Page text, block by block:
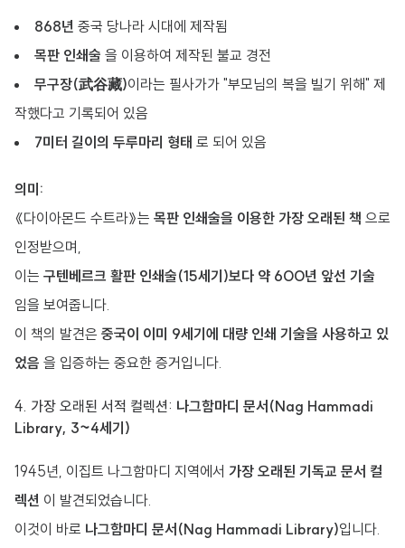
868년 중국 당나라 시대에 제작됨
목판 인쇄술 을 이용하여 제작된 불교 경전
무구장(武谷藏)이라는 필사가가 "부모님의 복을 빌기 위해" 제
작했다고 기록되어 있음
7미터 길이의 두루마리 형태 로 되어 있음
의미:
《다이아몬드 수트라》는 목판 인쇄술을 이용한 가장 오래된 책 으로
인정받으며,
이는 구텐베르크 활판 인쇄술(15세기)보다 약 600년 앞선 기술
임을 보여줍니다.
이 책의 발견은 중국이 이미 9세기에 대량 인쇄 기술을 사용하고 있
었음 을 입증하는 중요한 증거입니다.
4. 가장 오래된 서적 컬렉션: 나그함마디 문서(Nag Hammadi
Library, 3~4세기)
1945년, 이집트 나그함마디 지역에서 가장 오래된 기독교 문서 컬
렉션 이 발견되었습니다.
이것이 바로 나그함마디 문서(Nag Hammadi Library)입니다.